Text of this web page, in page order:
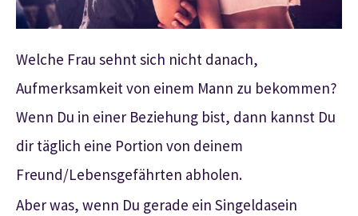
Welche Frau sehnt sich nicht danach,
Aufmerksamkeit von einem Mann zu bekommen?
Wenn Du in einer Beziehung bist, dann kannst Du
dir täglich eine Portion von deinem
Freund/Lebensgefährten abholen.
Aber was, wenn Du gerade ein Singeldasein